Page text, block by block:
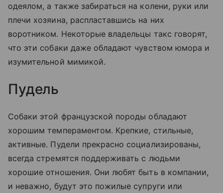
одеялом, а также забираться на колени, руки или
плечи хозяина, распластавшись на них
воротником. Некоторые владельцы такс говорят,
что эти собаки даже обладают чувством юмора и
изумительной мимикой.
Пудель
Собаки этой французской породы обладают
хорошим темпераментом. Крепкие, стильные,
активные. Пудели прекрасно социализированы,
всегда стремятся поддерживать с людьми
хорошие отношения. Они любят быть в компании,
и неважно, будут это пожилые супруги или